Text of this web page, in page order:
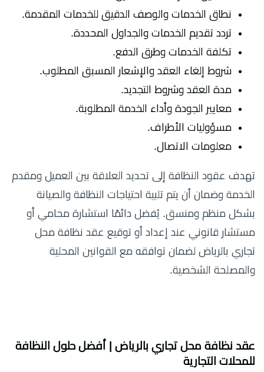
نطاق الخدمات والوصف الدقيق للخدمات المقدمة.
تردد تقديم الخدمات والجداول المحددة.
تكلفة الخدمات وطرق الدفع.
شروط إلغاء العقد والإشعار المسبق المطلوب.
مدة العقد وشروط التجديد.
معايير الجودة وأداء الخدمة المطلوبة.
مسؤوليات الأطراف.
معلومات الاتصال.
تهدف عقود النظافة إلى تحديد العلاقة بين العميل ومقدم
الخدمة وضمان أن يتم تلبية احتياجات النظافة والصيانة
بشكل منظم ومنسق. يُفضل دائمًا استشارة محامي أو
مستشار قانوني عند إعداد أو توقيع عقد نظافة محل
تجاري بالرياض لضمان توافقه مع القوانين المحلية
والمصلحة الشخصية.
عقد نظافة محل تجاري بالرياض | أفضل حلول النظافة
للمحلات التجارية